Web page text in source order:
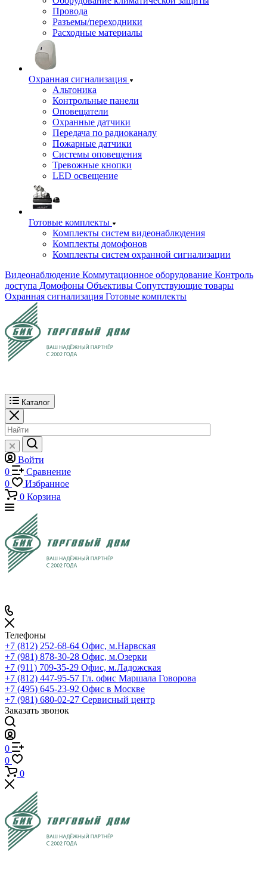
Провода
Разъемы/переходники
Расходные материалы
Охранная сигнализация
Альтоника
Контрольные панели
Оповещатели
Охранные датчики
Передача по радиоканалу
Пожарные датчики
Системы оповещения
Тревожные кнопки
LED освещение
Готовые комплекты
Комплекты систем видеонаблюдения
Комплекты домофонов
Комплекты систем охранной сигнализации
Видеонаблюдение Коммутационное оборудование Контроль
доступа Домофоны Объективы Сопутствующие товары
Охранная сигнализация Готовые комплекты
Каталог
Войти
0
Сравнение
0
Избранное
0 Корзина
Телефоны
+7 (812) 252-68-64 Офис, м.Нарвская
+7 (981) 878-30-28 Офис, м.Озерки
+7 (911) 709-35-29 Офис, м.Ладожская
+7 (812) 447-95-57 Гл. офис Маршала Говорова
+7 (495) 645-23-92 Офис в Москве
+7 (981) 680-02-27 Сервисный центр
Заказать звонок
0
0
0